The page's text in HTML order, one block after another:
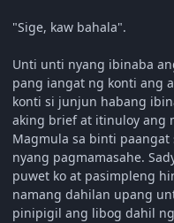
"Sige, kaw bahala".
Unti unti nyang ibinaba
pang iangat ng konti ang
konti si junjun habang
aking brief at itinuloy ang
Magmula sa binti
nyang pagmamasahe.
puwet ko at pasimpleng
namang dahilan upang
pinipigil ang libog dahil